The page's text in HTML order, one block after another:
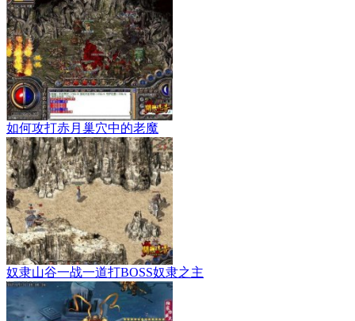
如何攻打赤月巢穴中的老魔
奴隶山谷一战一道打BOSS奴隶之主